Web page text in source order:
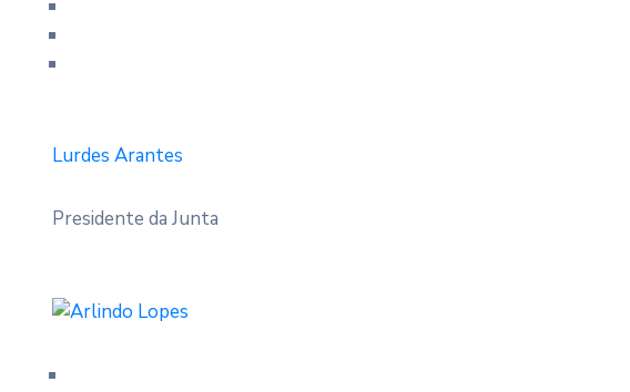
Lurdes Arantes
Presidente da Junta